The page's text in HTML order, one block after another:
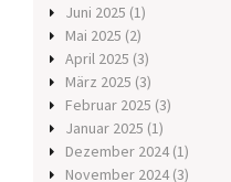
Juni 2025 (1)
Mai 2025 (2)
April 2025 (3)
März 2025 (3)
Februar 2025 (3)
Januar 2025 (1)
Dezember 2024 (1)
November 2024 (3)